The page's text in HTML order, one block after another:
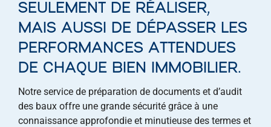
SEULEMENT DE RÉALISER,
MAIS AUSSI DE DÉPASSER LES
PERFORMANCES ATTENDUES
DE CHAQUE BIEN IMMOBILIER.
Notre service de préparation de documents et d’audit
des baux offre une grande sécurité grâce à une
connaissance approfondie et minutieuse des termes et